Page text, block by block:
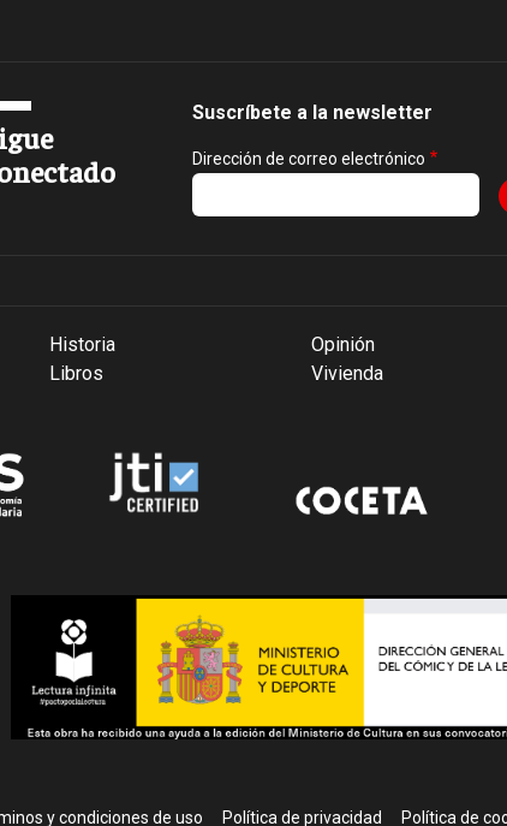
Suscríbete a la newsletter
Dirección de correo electrónico
Historia
Libros
Opinión
Vivienda
y condiciones de uso Política de privacidad Política de